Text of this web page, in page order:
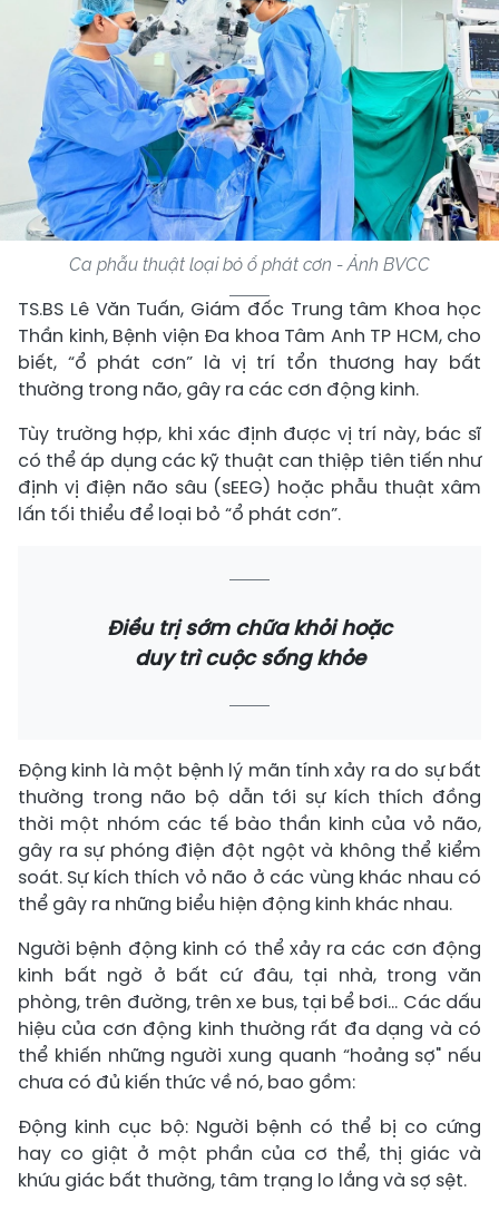
Ca phẫu thuật loại bỏ ổ phát cơn - Ảnh BVCC
TS.BS Lê Văn Tuấn, Giám đốc Trung tâm Khoa học
Thần kinh, Bệnh viện Đa khoa Tâm Anh TP HCM, cho
biết, “ổ phát cơn” là vị trí tổn thương hay bất
thường trong não, gây ra các cơn động kinh.
Tùy trường hợp, khi xác định được vị trí này, bác sĩ
có thể áp dụng các kỹ thuật can thiệp tiên tiến như
định vị điện não sâu (sEEG) hoặc phẫu thuật xâm
lấn tối thiểu để loại bỏ “ổ phát cơn”.
Điều trị sớm chữa khỏi hoặc
duy trì cuộc sống khỏe
Động kinh là một bệnh lý mãn tính xảy ra do sự bất
thường trong não bộ dẫn tới sự kích thích đồng
thời một nhóm các tế bào thần kinh của vỏ não,
gây ra sự phóng điện đột ngột và không thể kiểm
soát. Sự kích thích vỏ não ở các vùng khác nhau có
thể gây ra những biểu hiện động kinh khác nhau.
Người bệnh động kinh có thể xảy ra các cơn động
kinh bất ngờ ở bất cứ đâu, tại nhà, trong văn
phòng, trên đường, trên xe bus, tại bể bơi… Các dấu
hiệu của cơn động kinh thường rất đa dạng và có
thể khiến những người xung quanh “hoảng sợ" nếu
chưa có đủ kiến thức về nó, bao gồm:
Động kinh cục bộ: Người bệnh có thể bị co cứng
hay co giật ở một phần của cơ thể, thị giác và
khứu giác bất thường, tâm trạng lo lắng và sợ sệt.